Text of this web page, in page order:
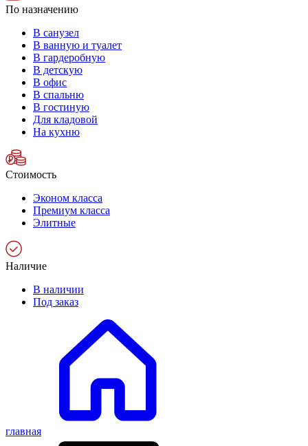
По назначению
В санузел
В ванную и туалет
В гардеробную
В детскую
В офис
В спальню
В гостиную
Для кладовой
На кухню
Стоимость
Эконом класса
Премиум класса
Элитные
Наличие
В наличии
Под заказ
главная